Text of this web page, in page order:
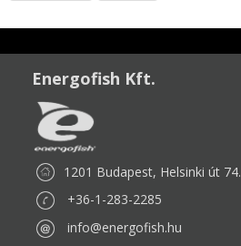
Energofish Kft.
1201 Budapest, Helsinki út 74.
+36-1-283-2285
info@energofish.hu